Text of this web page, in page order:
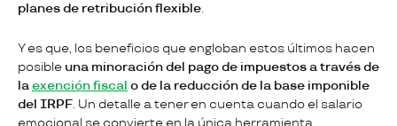
planes de retribución flexible.
Y es que, los beneficios que engloban estos últimos hacen
posible una minoración del pago de impuestos a través de
laexención fiscal o de la reducción de la base imponible
del IRPF. Un detalle a tener en cuenta cuando el salario